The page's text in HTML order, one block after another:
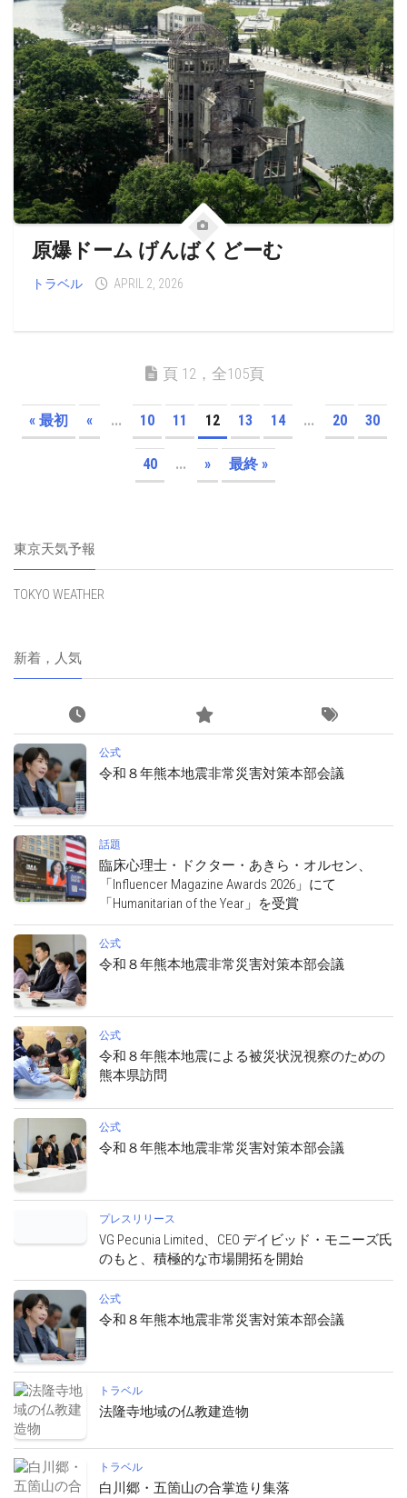
原爆ドーム げんばくどーむ
トラベル APRIL 2, 2026
頁 12，全105頁
« 最初 « ... 10 11 12 13 14 ... 20 30
40 ... » 最終 »
東京天気予報
TOKYO WEATHER
新着，人気
公式
令和８年熊本地震非常災害対策本部会議
話題
臨床心理士・ドクター・あきら・オルセン、
「Influencer Magazine Awards 2026」にて
「Humanitarian of the Year」を受賞
公式
令和８年熊本地震非常災害対策本部会議
公式
令和８年熊本地震による被災状況視察のための
熊本県訪問
公式
令和８年熊本地震非常災害対策本部会議
プレスリリース
VG Pecunia Limited、CEO デイビッド・モニーズ氏
のもと、積極的な市場開拓を開始
公式
令和８年熊本地震非常災害対策本部会議
トラベル
法隆寺地域の仏教建造物
トラベル
白川郷・五箇山の合掌造り集落